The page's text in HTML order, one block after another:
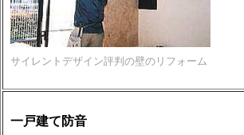
サイレントデザイン評判の壁のリフォーム
一戸建て防音